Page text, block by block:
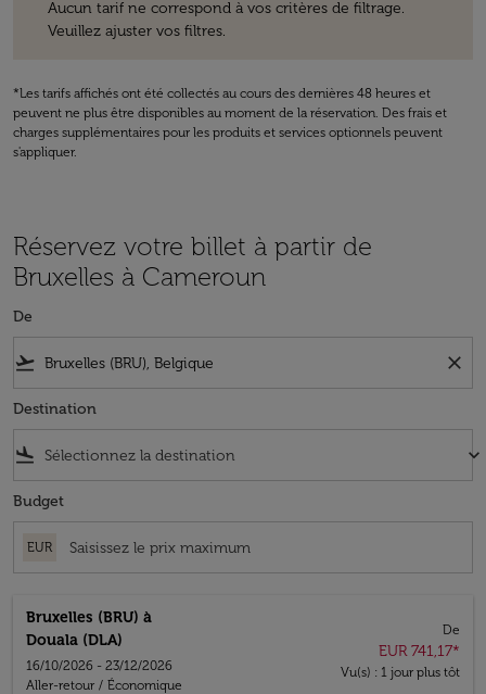
Aucun tarif ne correspond à vos critères de filtrage.
Veuillez ajuster vos filtres.
*Les tarifs affichés ont été collectés au cours des dernières 48 heures et
peuvent ne plus être disponibles au moment de la réservation. Des frais et
charges supplémentaires pour les produits et services optionnels peuvent
s'appliquer.
Réservez votre billet à partir de
Bruxelles à Cameroun
De
flight_takeoff close
Destination
flight_land keyboard_arrow_down
Budget
EUR
Bruxelles (BRU) à
Douala (DLA)
16/10/2026 - 23/12/2026
Aller-retour / Économique
De
EUR 741,17*
Vu(s) : 1 jour plus tôt